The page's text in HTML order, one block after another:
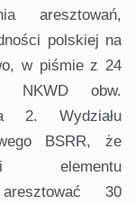
aresztowań,
polskiej na
w piśmie z 24
NKWD obw.
2. Wydziału
BSRR, że
elementu
30